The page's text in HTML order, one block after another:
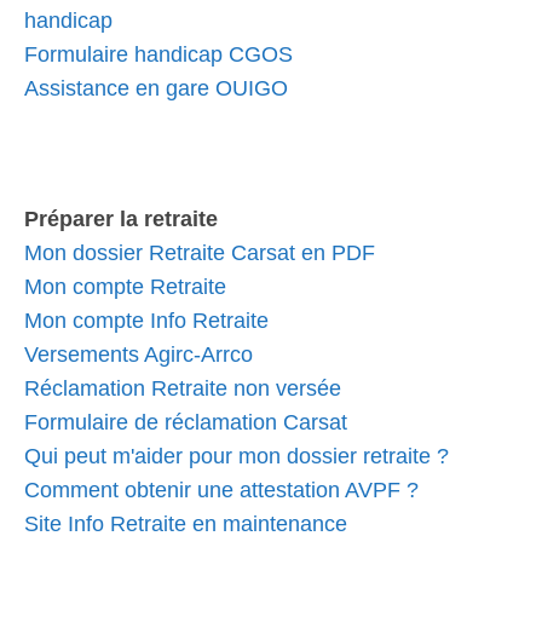
handicap
Formulaire handicap CGOS
Assistance en gare OUIGO
Préparer la retraite
Mon dossier Retraite Carsat en PDF
Mon compte Retraite
Mon compte Info Retraite
Versements Agirc-Arrco
Réclamation Retraite non versée
Formulaire de réclamation Carsat
Qui peut m'aider pour mon dossier retraite ?
Comment obtenir une attestation AVPF ?
Site Info Retraite en maintenance